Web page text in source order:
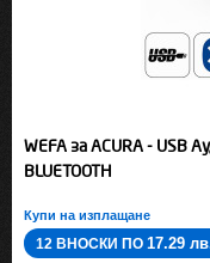
WEFA за ACURA - USB
BLUETOOTH
Купи на изплащане
12 ВНОСКИ ПО 17.29